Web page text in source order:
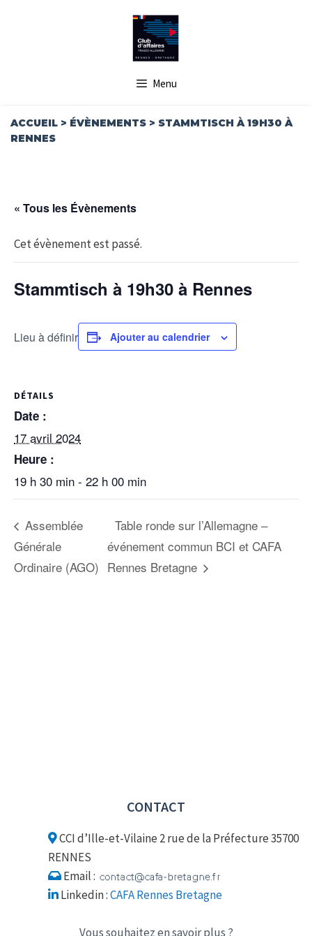
Menu
ACCUEIL > ÉVÈNEMENTS > STAMMTISCH À 19H30 À
RENNES
« Tous les Évènements
Cet évènement est passé.
Stammtisch à 19h30 à Rennes
Lieu à définir Ajouter au calendrier
DÉTAILS
Date :
17 avril 2024
Heure :
19 h 30 min - 22 h 00 min
Assemblée
Générale
Ordinaire (AGO)
Table ronde sur l’Allemagne –
événement commun BCI et CAFA
Rennes Bretagne
CONTACT
CCI d’Ille-et-Vilaine 2 rue de la Préfecture 35700
RENNES
Email :
Linkedin :CAFA Rennes Bretagne
Vous souhaitez en savoir plus ?